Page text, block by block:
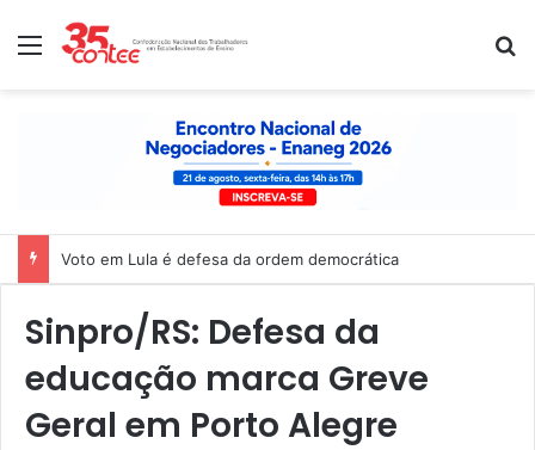
Menu
Nota de solidariedade ao povo venezuelano
Sinpro/RS: Defesa da
educação marca Greve
Geral em Porto Alegre